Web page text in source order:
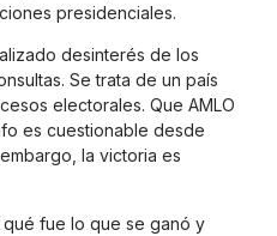
presidenciales.
desinterés de los
Se trata de un país
electorales. Que AMLO
es cuestionable desde
la victoria es
fue lo que se ganó y